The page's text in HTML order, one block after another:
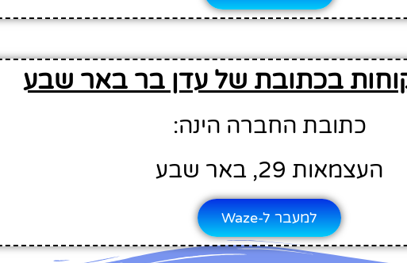
בכתובת של עדן בר באר שבע
כתובת החברה הינה:
העצמאות 29, באר שבע
למעבר ל-Waze